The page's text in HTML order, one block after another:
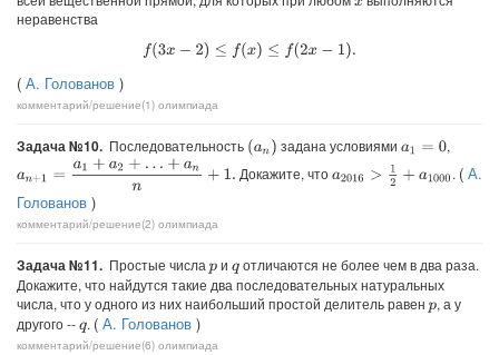
x
неравенства
f 3x −2 ≤f(x)≤ (2 x−1).
( А. Голованов )
комментарий/решение(1) олимпиада
Задача №10. Последовательность (an) задана условиями a1 =0
,
a
+a 2+…+ ann+1. Докажите, чтоa2016>1 2+ a1000 . ( А.
Голованов )
комментарий/решение(2) олимпиада
Задача №11. Простые числа pиqотличаются не более чем в два раза.
Докажите, что найдутся такие два последовательных натуральных
числа, что у одного из них наибольший простой делитель равен p, а у
другого --q. ( А. Голованов)
комментарий/решение(6) олимпиада